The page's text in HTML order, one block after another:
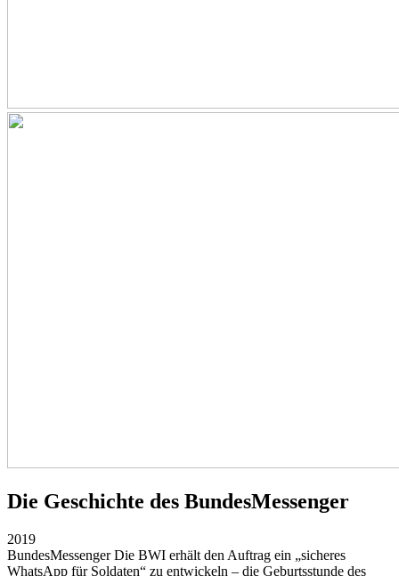
Die Geschichte des BundesMessenger
2019
BundesMessenger Die BWI erhält den Auftrag ein „sicheres
WhatsApp für Soldaten“ zu entwickeln – die Geburtsstunde des